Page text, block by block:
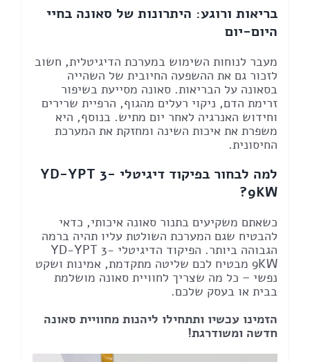
בריאות ורוגע: היתרונות של סאונה בחיי
היום-יום
מעבר לנוחות השימוש במערכת הדיגיטלית, חשוב
לזכור גם את ההשפעה החיובית של השהייה
בסאונה על הבריאות. סאונה מסייעת בשיפור
זרימת הדם, ניקוי רעלים מהגוף, הרפיית שרירים
וחידוש האנרגיה לאחר יום מתיש. בנוסף, היא
משפרת את איכות השינה ומחזקת את המערכת
החיסונית.
למה לבחור בפיקוד דיגיטלי YD-YPT 3-
9KW?
כשאתם משקיעים בתנור סאונה איכותי, כדאי
להבטיח שגם המערכת השולטת עליו תהיה ברמה
הגבוהה ביותר. הפיקוד הדיגיטלי YD-YPT 3-
9KW מבטיח לכם שליטה מתקדמת, אמינות ושקט
נפשי – כל מה שצריך לחוויית סאונה מושלמת
בבית או בעסק שלכם.
הזמינו עכשיו ותתחילו ליהנות מחוויית סאונה
חדשה ומשודרגת!